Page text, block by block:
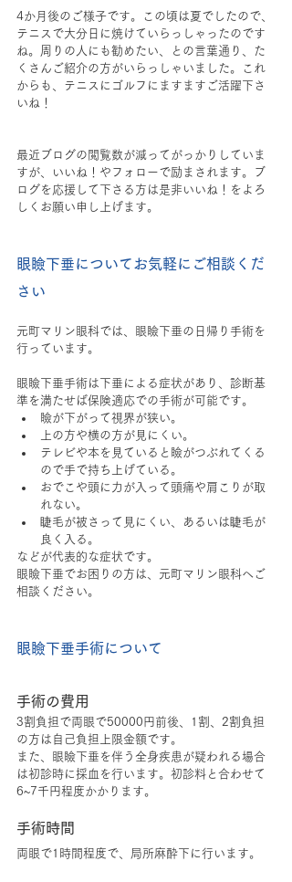
4か月後のご様子です。この頃は夏でしたので、
テニスで大分日に焼けていらっしゃったのです
ね。周りの人にも勧めたい、との言葉通り、た
くさんご紹介の方がいらっしゃいました。これ
からも、テニスにゴルフにますますご活躍下さ
いね！
最近ブログの閲覧数が減ってがっかりしていま
すが、いいね！やフォローで励まされます。ブ
ログを応援して下さる方は是非いいね！をよろ
しくお願い申し上げます。
眼瞼下垂についてお気軽にご相談くだ
さい
元町マリン眼科では、眼瞼下垂の日帰り手術を
行っています。
眼瞼下垂手術は下垂による症状があり、診断基
準を満たせば保険適応での手術が可能です。
瞼が下がって視界が狭い。
上の方や横の方が見にくい。
テレビや本を見ていると瞼がつぶれてくる
ので手で持ち上げている。
おでこや頭に力が入って頭痛や肩こりが取
れない。
睫毛が被さって見にくい、あるいは睫毛が
良く入る。
などが代表的な症状です。
眼瞼下垂でお困りの方は、元町マリン眼科へご
相談ください。
眼瞼下垂手術について
手術の費用
3割負担で両眼で50000円前後、1割、2割負担
の方は自己負担上限金額です。
また、眼瞼下垂を伴う全身疾患が疑われる場合
は初診時に採血を行います。初診料と合わせて
6~7千円程度かかります。
手術時間
両眼で1時間程度で、局所麻酔下に行います。